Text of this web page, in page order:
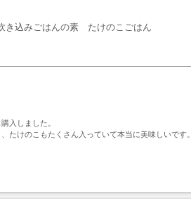
き込みごはんの素 たけのこごはん
入しました。
たけのこもたくさん入っていて本当に美味しいです。